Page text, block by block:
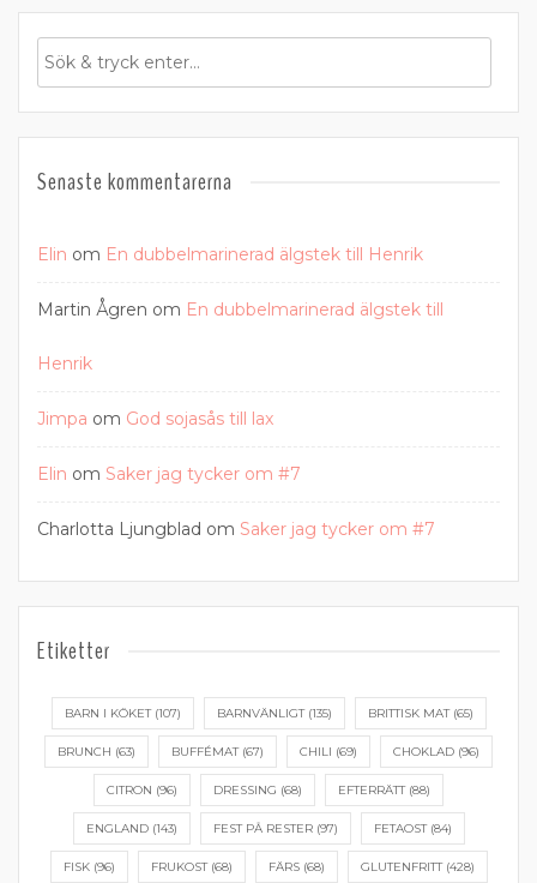
Senaste kommentarerna
Elin om En dubbelmarinerad älgstek till Henrik
Martin Ågren om En dubbelmarinerad älgstek till
Henrik
Jimpa om God sojasås till lax
Elin om Saker jag tycker om #7
Charlotta Ljungblad om Saker jag tycker om #7
Etiketter
BARN I KÖKET(107) BARNVÄNLIGT(135) BRITTISK MAT(65)
BRUNCH (63) BUFFÉMAT(67) CHILI (69) CHOKLAD (96)
CITRON (96) DRESSING (68) EFTERRÄTT(88)
ENGLAND(143) FEST PÅ RESTER(97) FETAOST(84)
FISK(96) FRUKOST(68) FÄRS(68) GLUTENFRITT(428)